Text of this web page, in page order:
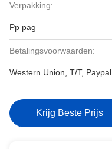
Verpakking:
Pp pag
Betalingsvoorwaarden:
Western Union, T/T, Paypal
Krijg Beste Prijs